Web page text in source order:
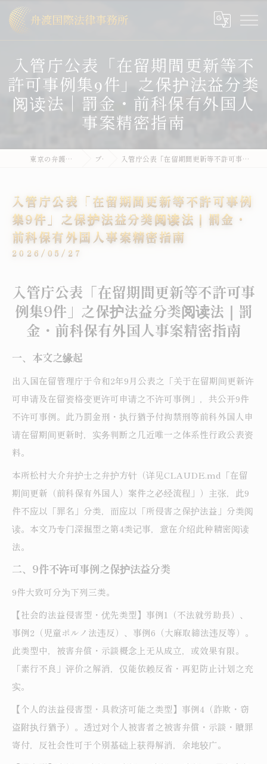
入管庁公表「在留期間更新等不
許可事例集9件」之保护法益分类
阅读法｜罰金・前科保有外国人
事案精密指南
東京の弁護士なら舟渡国際法律事務所 ブログ 入管庁公表「在留期間更新等不許可事例集9件」之保护法益分类阅读法｜罰金・前科保有外国人事案精密指南
入管庁公表「在留期間更新等不許可事例
集9件」之保护法益分类阅读法｜罰金・
前科保有外国人事案精密指南
2026/05/27
入管庁公表「在留期間更新等不許可事
例集9件」之保护法益分类阅读法｜罰
金・前科保有外国人事案精密指南
一、本文之缘起
出入国在留管理庁于令和2年9月公表之「关于在留期间更新许
可申请及在留资格变更许可申请之不许可事例」，共公开9件
不许可事例。此乃罰金刑・执行猶予付拘禁刑等前科外国人申
请在留期间更新时，实务判断之几近唯一之体系性行政公表资
料。
本所松村大介弁护士之弁护方针（详见CLAUDE.md「在留
期间更新（前科保有外国人）案件之必经流程」）主张，此9
件不应以「罪名」分类，而应以「所侵害之保护法益」分类阅
读。本文乃专门深掘型之第4类记事，意在介绍此种精密阅读
法。
二、9件不许可事例之保护法益分类
9件大致可分为下列三类。
【社会的法益侵害型・优先类型】事例1（不法就労助長）、
事例2（児童ポルノ法违反）、事例6（大麻取締法违反等）。
此类型中，被害弁償・示談概念上无从成立，或效果有限。
「素行不良」评价之解消，仅能依赖反省・再犯防止计划之充
实。
【个人的法益侵害型・具救济可能之类型】事例4（詐欺・窃
盗附执行猶予）。透过对个人被害者之被害弁償・示談・贖罪
寄付，反社会性可于个别基础上获得解消，余地较广。